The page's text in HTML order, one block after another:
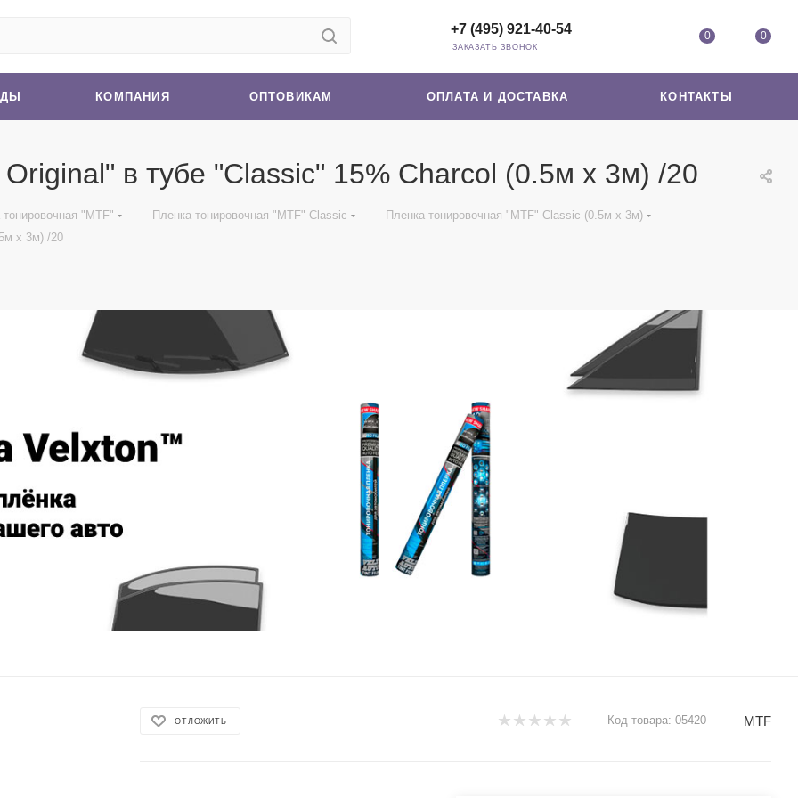
0 0
+7 (495) 921-40-54
ЗАКАЗАТЬ ЗВОНОК
КОМПАНИЯ ОПТОВИКАМ ОПЛАТА И ДОСТАВКА КОНТАКТЫ
в тубе "Classic" 15% Сharcol (0.5м х 3м) /20
"MTF" — Пленка тонировочная "MTF" Classic — Пленка тонировочная "MTF" Classic (0.5м х 3м) —
х 3м) /20
ОТЛОЖИТЬ Код товара: 05420 MTF